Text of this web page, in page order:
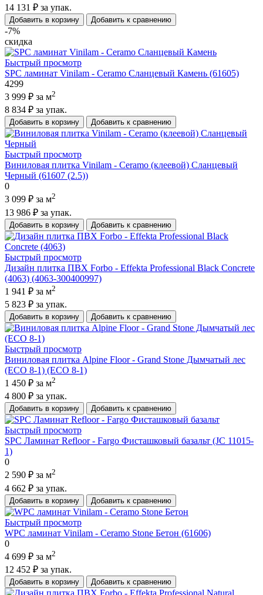
14 131 ₽ за упак.
Добавить в корзину Добавить к сравнению
-7%
скидка
Быстрый просмотр
SPC ламинат Vinilam - Ceramo Сланцевый Камень (61605)
4299
3 999 ₽ за м2
8 834 ₽ за упак.
Добавить в корзину Добавить к сравнению
Быстрый просмотр
Виниловая плитка Vinilam - Ceramo (клеевой) Сланцевый
Черный (61607 (2.5))
0
3 099 ₽ за м2
13 986 ₽ за упак.
Добавить в корзину Добавить к сравнению
Быстрый просмотр
Дизайн плитка ПВХ Forbo - Effekta Professional Black Concrete
(4063) (4063-300400997)
1 941 ₽ за м2
5 823 ₽ за упак.
Добавить в корзину Добавить к сравнению
Быстрый просмотр
Виниловая плитка Alpine Floor - Grand Stone Дымчатый лес
(ECO 8-1) (ECO 8-1)
1 450 ₽ за м2
4 800 ₽ за упак.
Добавить в корзину Добавить к сравнению
Быстрый просмотр
SPC Ламинат Refloor - Fargo Фисташковый базальт (JC 11015-
1)
0
2 590 ₽ за м2
4 662 ₽ за упак.
Добавить в корзину Добавить к сравнению
Быстрый просмотр
WPC ламинат Vinilam - Ceramo Stone Бетон (61606)
0
4 699 ₽ за м2
12 452 ₽ за упак.
Добавить в корзину Добавить к сравнению